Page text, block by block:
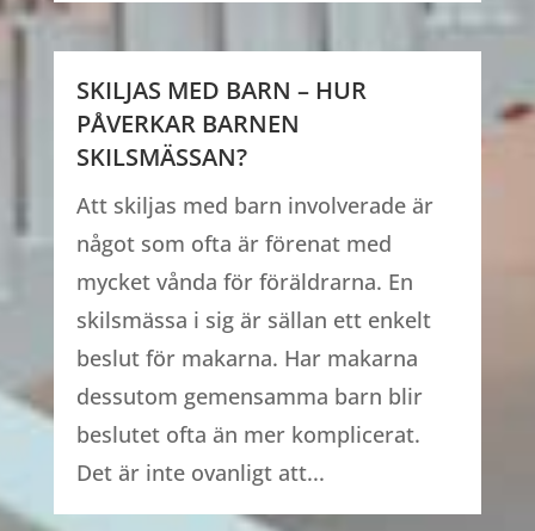
SKILJAS MED BARN – HUR
PÅVERKAR BARNEN
SKILSMÄSSAN?
Att skiljas med barn involverade är
något som ofta är förenat med
mycket vånda för föräldrarna. En
skilsmässa i sig är sällan ett enkelt
beslut för makarna. Har makarna
dessutom gemensamma barn blir
beslutet ofta än mer komplicerat.
Det är inte ovanligt att...